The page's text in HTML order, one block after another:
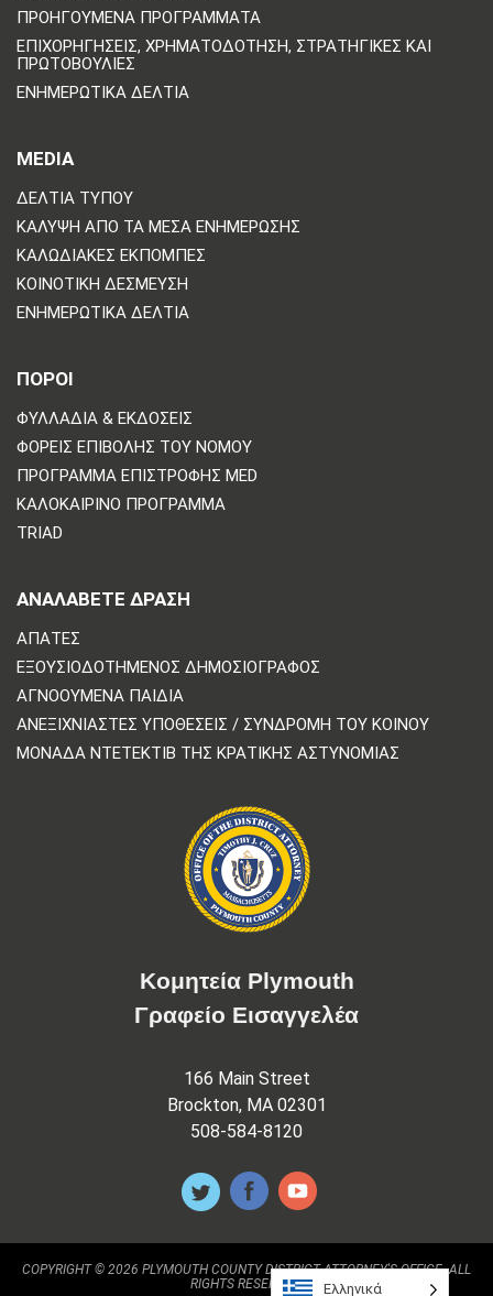
ΠΡΟΗΓΟΎΜΕΝΑ ΠΡΟΓΡΆΜΜΑΤΑ
ΕΠΙΧΟΡΗΓΉΣΕΙΣ, ΧΡΗΜΑΤΟΔΌΤΗΣΗ, ΣΤΡΑΤΗΓΙΚΈΣ ΚΑΙ
ΠΡΩΤΟΒΟΥΛΊΕΣ
ΕΝΗΜΕΡΩΤΙΚΆ ΔΕΛΤΊΑ
MEDIA
ΔΕΛΤΊΑ ΤΎΠΟΥ
ΚΆΛΥΨΗ ΑΠΌ ΤΑ ΜΈΣΑ ΕΝΗΜΈΡΩΣΗΣ
ΚΑΛΩΔΙΑΚΈΣ ΕΚΠΟΜΠΈΣ
ΚΟΙΝΟΤΙΚΉ ΔΈΣΜΕΥΣΗ
ΕΝΗΜΕΡΩΤΙΚΆ ΔΕΛΤΊΑ
ΠΟΡΟΙ
ΦΥΛΛΆΔΙΑ & ΕΚΔΌΣΕΙΣ
ΦΟΡΕΊΣ ΕΠΙΒΟΛΉΣ ΤΟΥ ΝΌΜΟΥ
ΠΡΌΓΡΑΜΜΑ ΕΠΙΣΤΡΟΦΉΣ MED
ΚΑΛΟΚΑΙΡΙΝΌ ΠΡΌΓΡΑΜΜΑ
TRIAD
ΑΝΑΛΆΒΕΤΕ ΔΡΆΣΗ
ΑΠΆΤΕΣ
ΕΞΟΥΣΙΟΔΟΤΗΜΈΝΟΣ ΔΗΜΟΣΙΟΓΡΆΦΟΣ
ΑΓΝΟΟΎΜΕΝΑ ΠΑΙΔΙΆ
ΑΝΕΞΙΧΝΊΑΣΤΕΣ ΥΠΟΘΈΣΕΙΣ / ΣΥΝΔΡΟΜΉ ΤΟΥ ΚΟΙΝΟΎ
ΜΟΝΆΔΑ ΝΤΕΤΈΚΤΙΒ ΤΗΣ ΚΡΑΤΙΚΉΣ ΑΣΤΥΝΟΜΊΑΣ
Κομητεία Plymouth
Γραφείο Εισαγγελέα
166 Main Street
Brockton, MA 02301
508-584-8120
COPYRIGHT © 2026 PLYMOUTH COUNTY DISTRICT ATTORNEY'S OFFICE. ALL
RIGHTS RESERVED.
Ελληνικά